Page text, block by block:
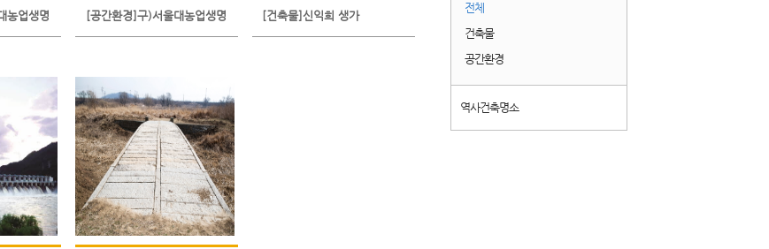
전체
건축물
공간환경
역사건축명소
농업생명
[공간환경]구)서울대농업생명
과학부_수위실
[건축물]신익희 생가